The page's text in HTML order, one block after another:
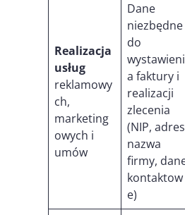
Realizacja
usług
reklamowy
ch,
marketing
owych i
umów
Dane
niezbędne
do
wystawieni
a faktury i
realizacji
zlecenia
(NIP,
nazwa
firmy,
kontaktow
e)